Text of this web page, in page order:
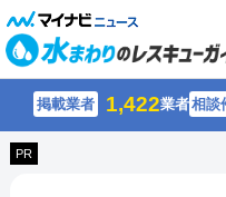
掲載業者 1,422業者相談
PR